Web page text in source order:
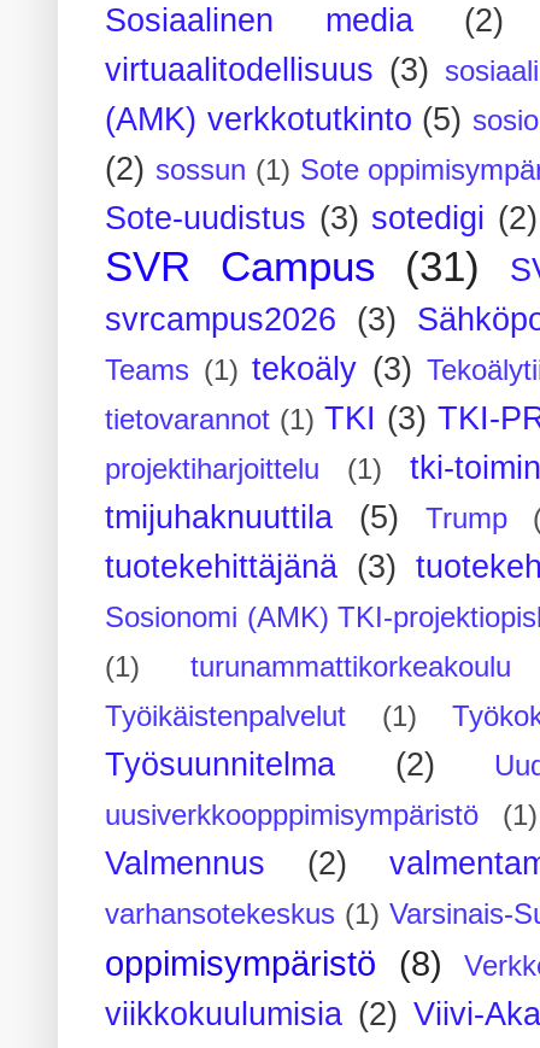
Sosiaalinen media
(2)
virtuaalitodellisuus (3)
(AMK) verkkotutkinto (5)
(2) sossun (1) Sote
Sote-uudistus (3) sotedigi (2)
SVR Campus (31)
svrcampus2026
(3)
Teams (1) tekoäly (3)
tietovarannot (1) TKI (3) TKI-
projektiharjoittelu (1)
tki-
tmijuhaknuuttila
(5) Trump
tuotekehittäjänä (3)
Sosionomi (AMK) TKI-
(1)
turunammattikorkeakoulu
Työikäistenpalvelut
(1)
Työsuunnitelma (2)
uusiverkkoopppimisympäristö
(1)
Valmennus (2)
varhansotekeskus (1) Varsinais-
oppimisympäristö (8)
viikkokuulumisia (2) Viivi-